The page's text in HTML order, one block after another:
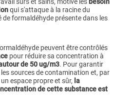
sûrs et sains, motive les besoin
qui s'attaque à la racine du
de formaldéhyde présente dans les
peuvent être contrôlés
pour réduire sa concentration à
de 50 ug/m3. Pour garantir
sources de contamination et, par
espace propre et sûr, la
de cette substance est